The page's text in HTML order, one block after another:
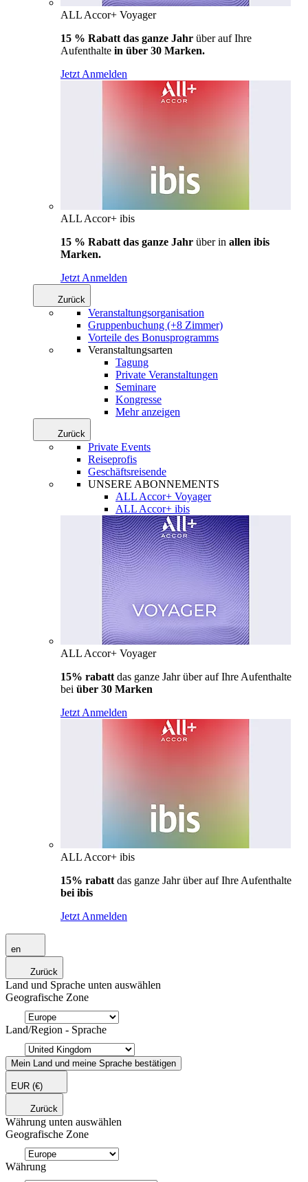
ALL Accor+ Voyager
15 % Rabatt das ganze Jahr über auf Ihre
Aufenthalte in über 30 Marken.
Jetzt Anmelden
ALL Accor+ ibis
15 % Rabatt das ganze Jahr über in allen ibis
Marken.
Jetzt Anmelden
Zurück
Veranstaltungsorganisation
Gruppenbuchung (+8 Zimmer)
Vorteile des Bonusprogramms
Veranstaltungsarten
Tagung
Private Veranstaltungen
Seminare
Kongresse
Mehr anzeigen
Zurück
Private Events
Reiseprofis
Geschäftsreisende
UNSERE ABONNEMENTS
ALL Accor+ Voyager
ALL Accor+ ibis
ALL Accor+ Voyager
15% rabatt das ganze Jahr über auf Ihre Aufenthalte
bei über 30 Marken
Jetzt Anmelden
ALL Accor+ ibis
15% rabatt das ganze Jahr über auf Ihre Aufenthalte
bei ibis
Jetzt Anmelden
en
Zurück
Land und Sprache unten auswählen
Geografische Zone
Land/Region - Sprache
Mein Land und meine Sprache bestätigen
EUR (€)
Zurück
Währung unten auswählen
Geografische Zone
Währung